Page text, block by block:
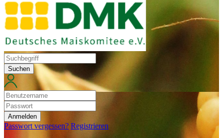
Suchen
Anmelden
Passwort vergessen? Registrieren